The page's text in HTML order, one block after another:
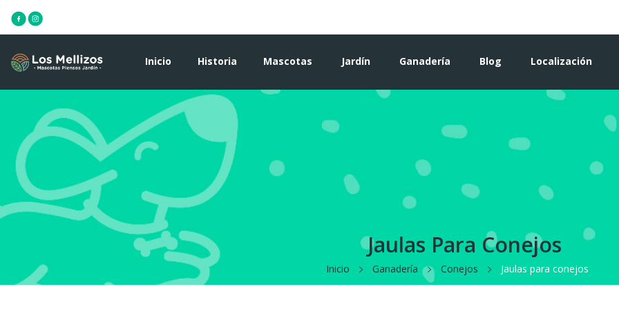
Inicio Historia Mascotas Jardín Ganadería Blog Localización
Jaulas Para Conejos
Inicio Ganadería Conejos Jaulas para conejos